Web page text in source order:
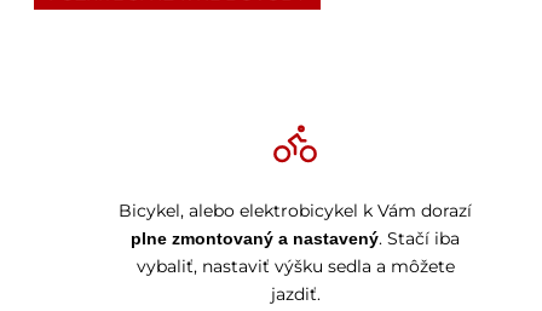
Bicykel, alebo elektrobicykel k Vám dorazí
plne zmontovaný a nastavený. Stačí iba
vybaliť, nastaviť výšku sedla a môžete
jazdiť.